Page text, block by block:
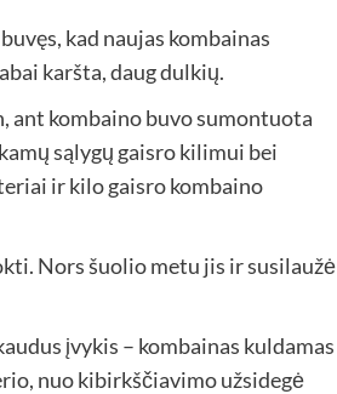
kad naujas kombainas
karšta, daug dulkių.
ant kombaino buvo sumontuota
sąlygų gaisro kilimui bei
ir kilo gaisro kombaino
Nors šuolio metu jis ir susilaužė
įvykis – kombainas kuldamas
nuo kibirkščiavimo užsidegė